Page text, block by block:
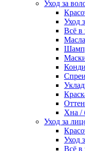
Уход за
Уход
Всё в
Хна /
Уход за
Уход
Всё в